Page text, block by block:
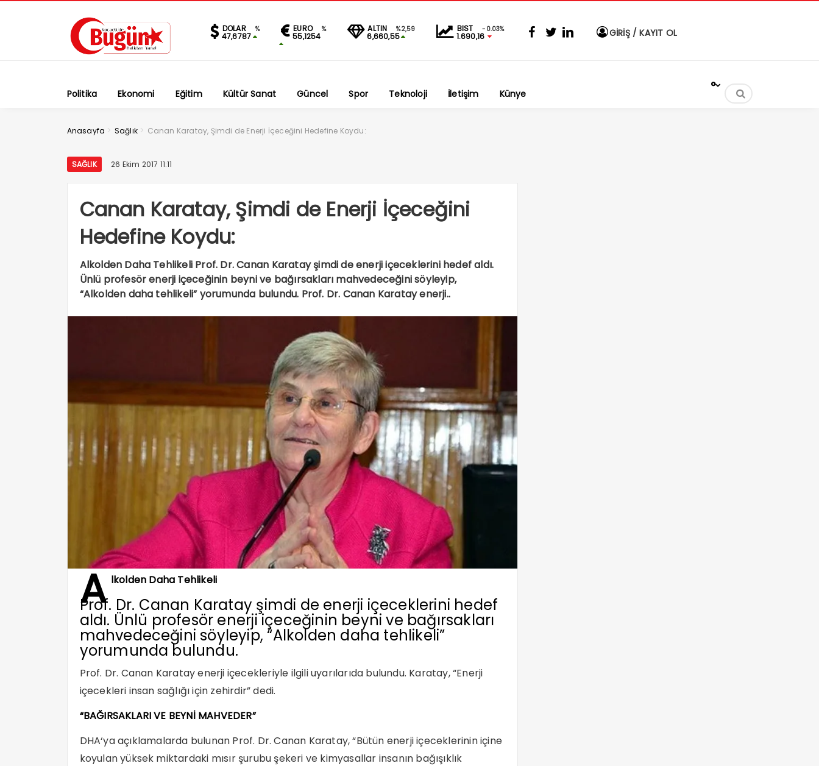
DOLAR %
47,6787
EURO %
55,1254
ALTIN %2,59
6,660,55
BIST -0.03%
1.690,16 GİRİŞ / KAYIT OL
Politika Ekonomi Eğitim Kültür Sanat Güncel Spor Teknoloji İletişim Künye
°
Anasayfa > Sağlık > Canan Karatay, Şimdi de Enerji İçeceğini Hedefine Koydu:
SAĞLIK 26 Ekim 2017 11:11
Canan Karatay, Şimdi de Enerji İçeceğini
Hedefine Koydu:
Alkolden Daha Tehlikeli Prof. Dr. Canan Karatay şimdi de enerji içeceklerini hedef aldı.
Ünlü profesör enerji içeceğinin beyni ve bağırsakları mahvedeceğini söyleyip,
“Alkolden daha tehlikeli” yorumunda bulundu. Prof. Dr. Canan Karatay enerji..
A lkolden Daha Tehlikeli
Prof. Dr. Canan Karatay şimdi de enerji içeceklerini hedef
aldı. Ünlü profesör enerji içeceğinin beyni ve bağırsakları
mahvedeceğini söyleyip, “Alkolden daha tehlikeli”
yorumunda bulundu.
Prof. Dr. Canan Karatayenerji içecekleriyle ilgili uyarılarıda bulundu. Karatay, “Enerji
içecekleri insan sağlığı için zehirdir” dedi.
“BAĞIRSAKLARI VE BEYNİ MAHVEDER”
DHA‘ya açıklamalarda bulunan Prof. Dr. Canan Karatay, “Bütün enerji içeceklerinin içine
koyulan yüksek miktardaki mısırşurubu şekeri ve kimyasallar insanın bağışıklık